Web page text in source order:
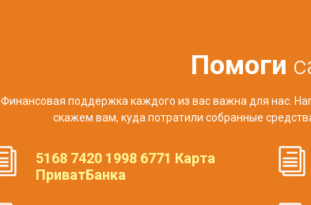
Помоги
Финансовая поддержка каждого из вас важна для нас.
скажем вам, куда потратили собранные
5168 7420 1998 6771 Карта
ПриватБанка